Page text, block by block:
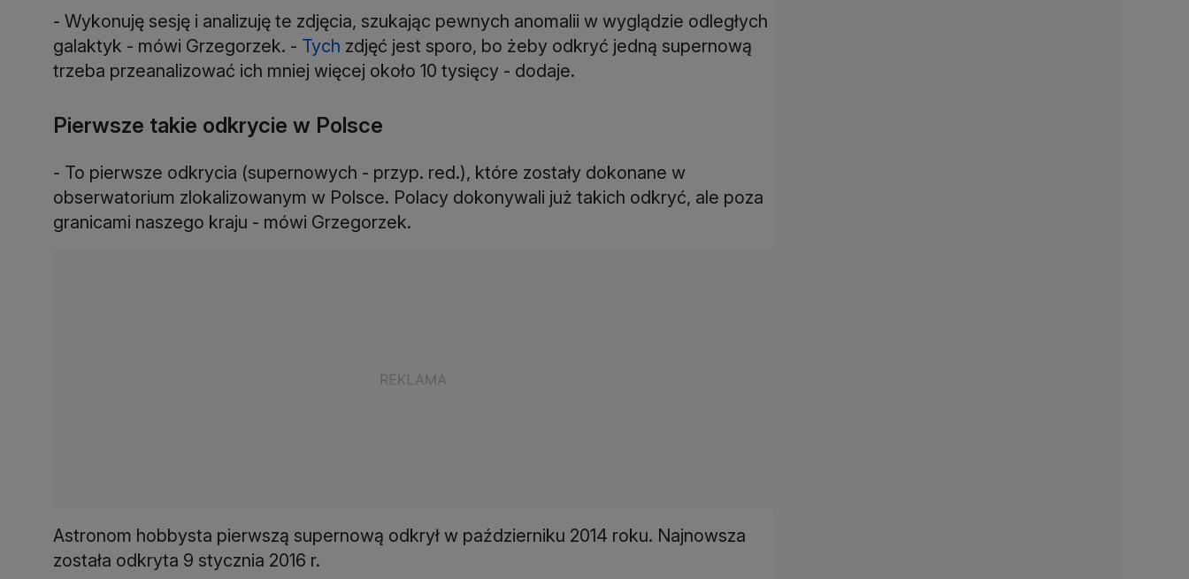
- Wykonuję sesję i analizuję te zdjęcia, szukając pewnych anomalii w wyglądzie odległych
galaktyk - mówi Grzegorzek. - Tych zdjęć jest sporo, bo żeby odkryć jedną supernową
trzeba przeanalizować ich mniej więcej około 10 tysięcy - dodaje.
Pierwsze takie odkrycie w Polsce
- To pierwsze odkrycia (supernowych - przyp. red.), które zostały dokonane w
obserwatorium zlokalizowanym w Polsce. Polacy dokonywali już takich odkryć, ale poza
granicami naszego kraju - mówi Grzegorzek.
Astronom hobbysta pierwszą supernową odkrył w październiku 2014 roku. Najnowsza
została odkryta 9 stycznia 2016 r.